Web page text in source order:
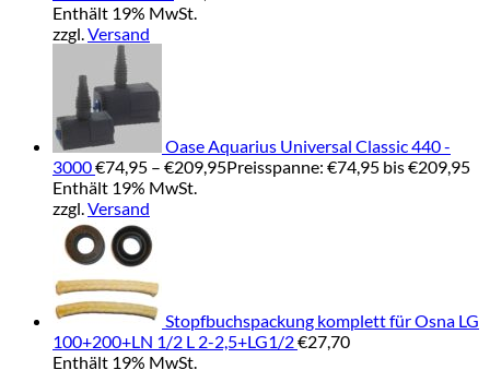
Enthält 19% MwSt.
zzgl.Versand
Oase Aquarius Universal Classic 440 -
3000€74,95 – €209,95Preisspanne: €74,95 bis €209,95
Enthält 19% MwSt.
zzgl.Versand
Stopfbuchspackung komplett für Osna LG
100+200+LN 1/2 L 2-2,5+LG1/2€27,70
Enthält 19% MwSt.